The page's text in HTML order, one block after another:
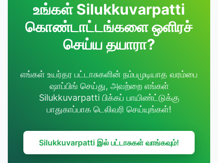
உங்கள் Silukkuvarpatti
கொண்டாட்டங்களை ஒளிரச்
செய்ய தயாரா?
எங்கள் உயர்தர பட்டாசுகளின் நம்பமுடியாத வரம்பை
ஷாப்பிங் செய்து, அவற்றை எங்கள்
Silukkuvarpatti பிக்கப் பாயிண்ட்டுக்கு
பாதுகாப்பாக டெலிவரி செய்யுங்கள்!
Silukkuvarpatti இல் பட்டாசுகள் வாங்கவும்!